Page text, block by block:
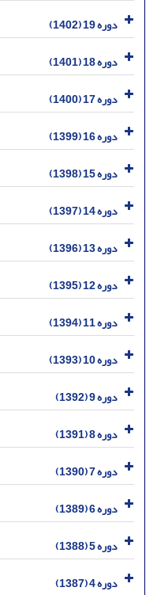
دوره 19 (1402)
دوره 18 (1401)
دوره 17 (1400)
دوره 16 (1399)
دوره 15 (1398)
دوره 14 (1397)
دوره 13 (1396)
دوره 12 (1395)
دوره 11 (1394)
دوره 10 (1393)
دوره 9 (1392)
دوره 8 (1391)
دوره 7 (1390)
دوره 6 (1389)
دوره 5 (1388)
دوره 4 (1387)